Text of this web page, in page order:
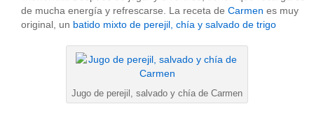
de mucha energía y refrescarse. La receta de Carmen es muy
original, un batido mixto de perejil, chía y salvado de trigo
Jugo de perejil, salvado y chía de Carmen